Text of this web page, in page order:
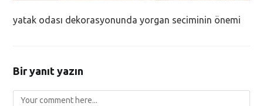
yatak odası dekorasyonunda yorgan seciminin önemi
Bir yanıt yazın
Comment